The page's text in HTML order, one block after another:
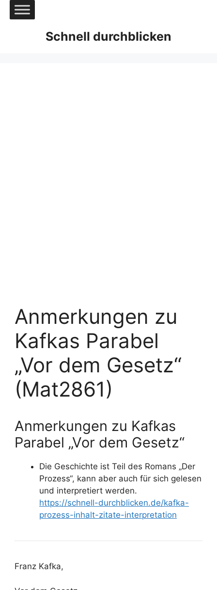
Zum
Inhalt
Schnell durchblicken
Anmerkungen zu
Kafkas Parabel
„Vor dem Gesetz“
(Mat2861)
Anmerkungen zu Kafkas
Parabel „Vor dem Gesetz“
Die Geschichte ist Teil des Romans „Der
Prozess“, kann aber auch für sich gelesen
und interpretiert werden.
https://schnell-durchblicken.de/kafka-
prozess-inhalt-zitate-interpretation
Franz Kafka,